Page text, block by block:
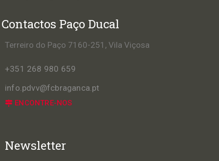
Contactos Paço Ducal
Terreiro do Paço 7160-251, Vila Viçosa
+351 268 980 659
info.pdvv@fcbraganca.pt
ENCONTRE-NOS
Newsletter